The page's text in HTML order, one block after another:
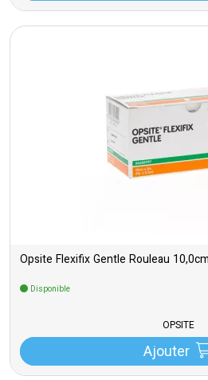
Opsite Flexifix Gentle Rouleau
Disponible
OPSITE
Ajouter